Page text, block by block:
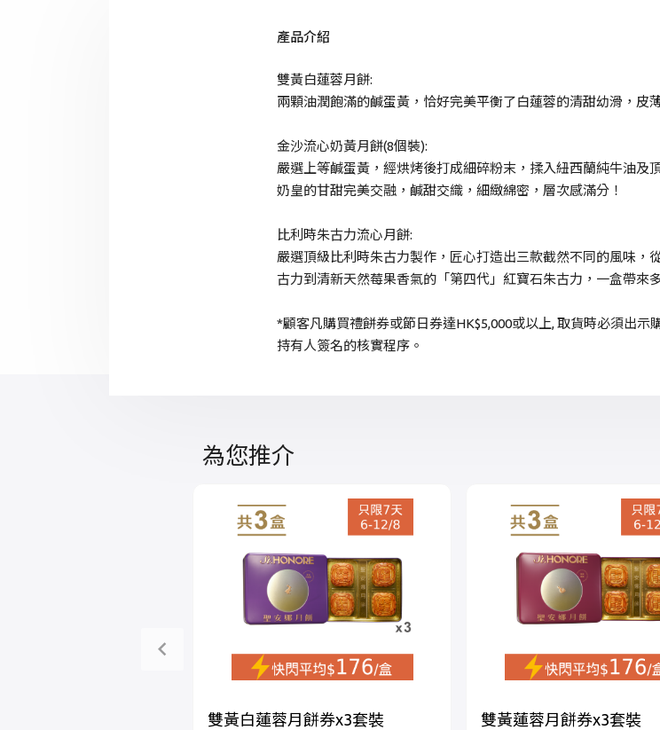
密碼*
成為 Cake Easy 會員
產品介紹
雙黃白蓮蓉月餅:
兩顆油潤飽滿的鹹蛋黃，恰好完美平衡了白蓮蓉的清甜幼滑，皮
金沙流心奶黃月餅(8個裝):
嚴選上等鹹蛋黃，經烘烤後打成細碎粉末，揉入紐西蘭純牛油及
奶皇的甘甜完美交融，鹹甜交織，細緻綿密，層次感滿分！
比利時朱古力流心月餅:
嚴選頂級比利時朱古力製作，匠心打造出三款截然不同的風味，
古力到清新天然莓果香氣的「第四代」紅寶石朱古力，一盒帶來
*顧客凡購買禮餅券或節日券達HK$5,000或以上, 取貨時必須出示
持有人簽名的核實程序。
為您推介
雙黃白蓮蓉月餅券x3套裝 雙黃蓮蓉月餅券x3套裝